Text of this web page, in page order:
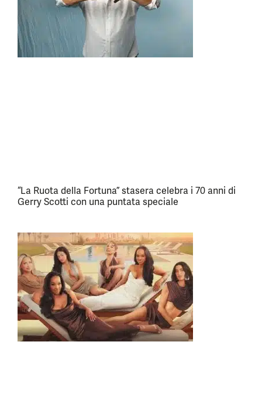
“La Ruota della Fortuna” stasera celebra i 70 anni di
Gerry Scotti con una puntata speciale